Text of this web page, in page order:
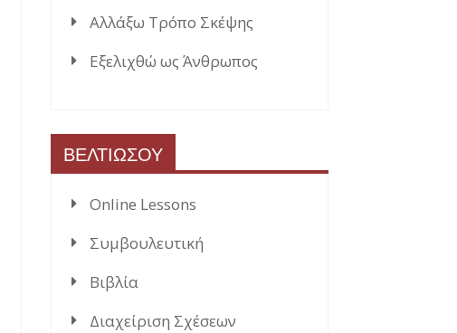
Αλλάξω Τρόπο Σκέψης
Εξελιχθώ ως Άνθρωπος
ΒΕΛΤΙΩΣΟΥ
Online Lessons
Συμβουλευτική
Βιβλία
Διαχείριση Σχέσεων